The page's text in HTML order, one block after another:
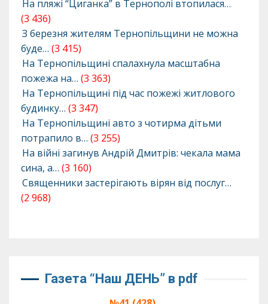
На пляжі “Циганка” в Тернополі втопилася…
(3 436)
З березня жителям Тернопільщини не можна
буде… (3 415)
На Тернопільщині спалахнула масштабна
пожежа на… (3 363)
На Тернопільщині під час пожежі житлового
будинку… (3 347)
На Тернопільщині авто з чотирма дітьми
потрапило в… (3 255)
На війні загинув Андрій Дмитрів: чекала мама
сина, а… (3 160)
Священники застерігають вірян від послуг…
(2 968)
Газета “Наш ДЕНЬ” в pdf